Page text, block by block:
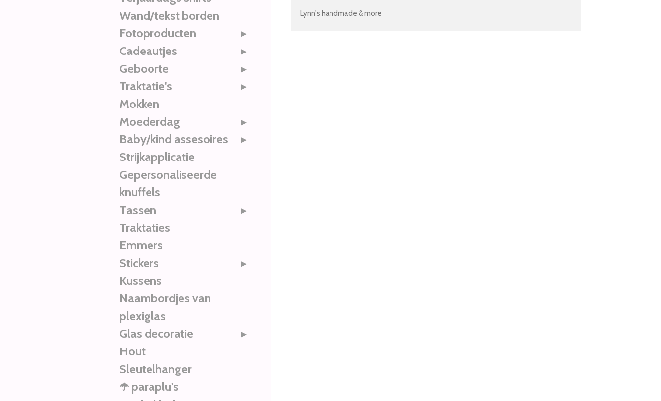
Lynn's handmade & more
Wand/tekst borden
Fotoproducten
Cadeautjes
Geboorte
Traktatie's
Mokken
Moederdag
Baby/kind assesoires
Strijkapplicatie
Gepersonaliseerde
knuffels
Tassen
Traktaties
Emmers
Stickers
Kussens
Naambordjes van
plexiglas
Glas decoratie
Hout
Sleutelhanger
☂️ paraplu's